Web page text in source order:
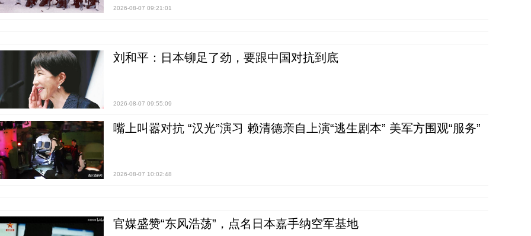
2026-08-07 09:21:01
刘和平：日本铆足了劲，要跟中国对抗到底
2026-08-07 09:55:09
嘴上叫嚣对抗 “汉光”演习 赖清德亲自上演“逃生剧本” 美军方围观“服务”
2026-08-07 10:02:48
官媒盛赞“东风浩荡”，点名日本嘉手纳空军基地